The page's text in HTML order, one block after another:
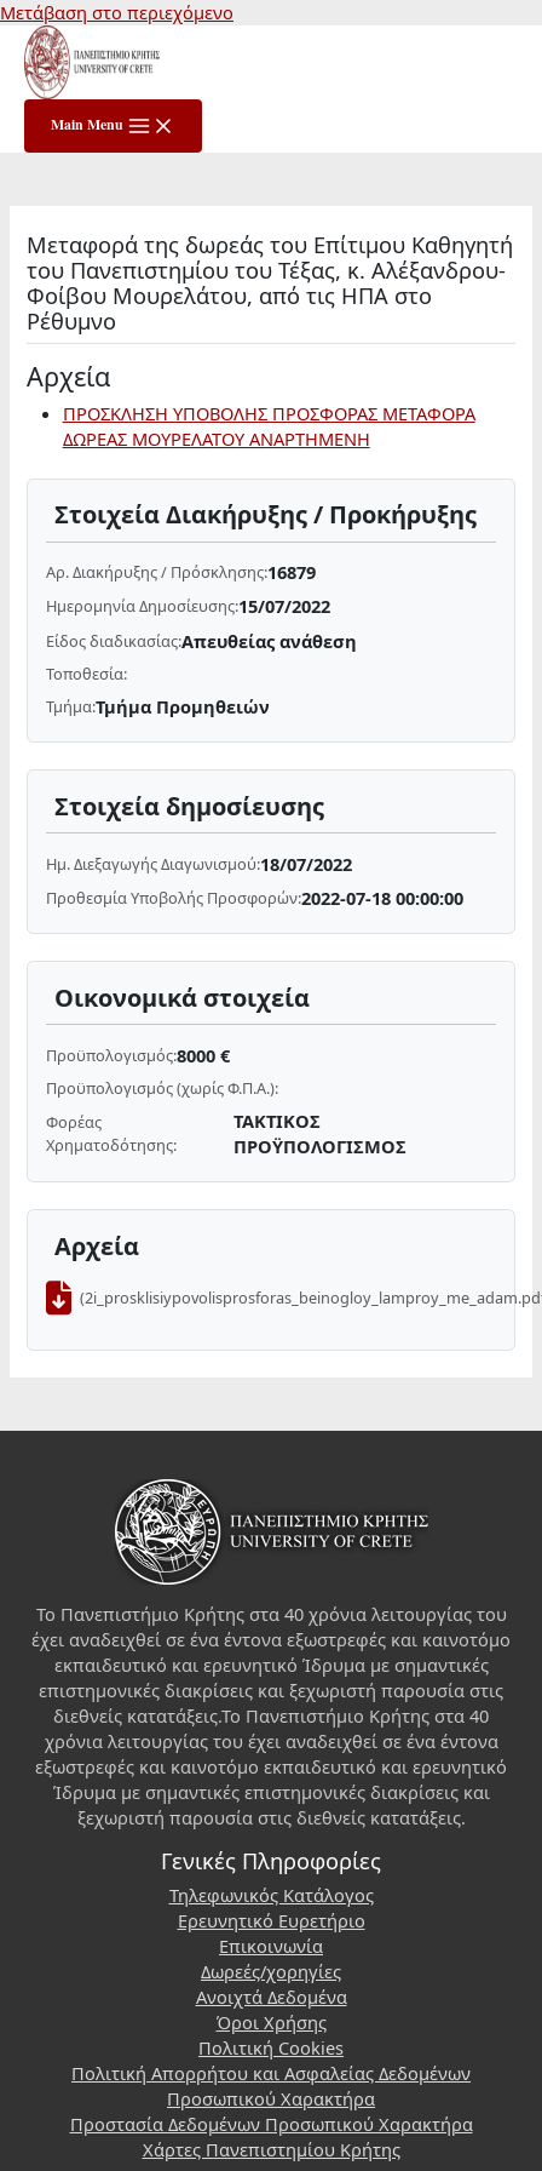
Μετάβαση στο περιεχόμενο
Main Menu
Μεταφορά της δωρεάς του Επίτιμου Καθηγητή
του Πανεπιστημίου του Τέξας, κ. Αλέξανδρου-
Φοίβου Μουρελάτου, από τις ΗΠΑ στο
Ρέθυμνο
Αρχεία
ΠΡΟΣΚΛΗΣΗ ΥΠΟΒΟΛΗΣ ΠΡΟΣΦΟΡΑΣ ΜΕΤΑΦΟΡΑ
ΔΩΡΕΑΣ ΜΟΥΡΕΛΑΤΟΥ ΑΝΑΡΤΗΜΕΝΗ
Στοιχεία Διακήρυξης / Προκήρυξης
Αρ. Διακήρυξης / Πρόσκλησης:16879
Ημερομηνία Δημοσίευσης:15/07/2022
Είδος διαδικασίας:Απευθείας ανάθεση
Τοποθεσία:
Τμήμα:Τμήμα Προμηθειών
Στοιχεία δημοσίευσης
Ημ. Διεξαγωγής Διαγωνισμού:18/07/2022
Προθεσμία Υποβολής Προσφορών:2022-07-18 00:00:00
Οικονομικά στοιχεία
Προϋπολογισμός:8000 €
Προϋπολογισμός (χωρίς Φ.Π.Α.):
Φορέας
Χρηματοδότησης:
ΤΑΚΤΙΚΟΣ
ΠΡΟΫΠΟΛΟΓΙΣΜΟΣ
Αρχεία
Το Πανεπιστήμιο Κρήτης στα 40 χρόνια λειτουργίας του
έχει αναδειχθεί σε ένα έντονα εξωστρεφές και καινοτόμο
εκπαιδευτικό και ερευνητικό Ίδρυμα με σημαντικές
επιστημονικές διακρίσεις και ξεχωριστή παρουσία στις
διεθνείς κατατάξεις.Το Πανεπιστήμιο Κρήτης στα 40
χρόνια λειτουργίας του έχει αναδειχθεί σε ένα έντονα
εξωστρεφές και καινοτόμο εκπαιδευτικό και ερευνητικό
Ίδρυμα με σημαντικές επιστημονικές διακρίσεις και
ξεχωριστή παρουσία στις διεθνείς κατατάξεις.
Γενικές Πληροφορίες
Τηλεφωνικός Κατάλογος
Ερευνητικό Ευρετήριο
Επικοινωνία
Δωρεές/χορηγίες
Ανοιχτά Δεδομένα
Όροι Χρήσης
Πολιτική Cookies
Πολιτική Απορρήτου και Ασφαλείας Δεδομένων
Προσωπικού Χαρακτήρα
Προστασία Δεδομένων Προσωπικού Χαρακτήρα
Χάρτες Πανεπιστημίου Κρήτης